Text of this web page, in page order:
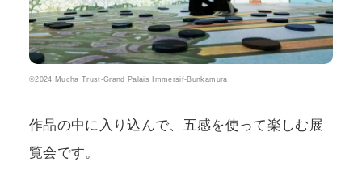
©2024 Mucha Trust-Grand Palais Immersif-Bunkamura
作品の中に入り込んで、五感を使って楽しむ展
覧会です。